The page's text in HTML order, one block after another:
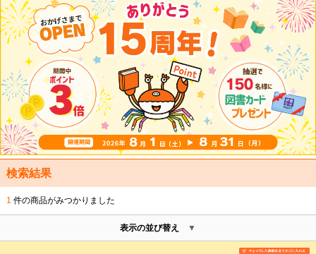
検索結果
1 件の商品がみつかりました
表示の並び替え